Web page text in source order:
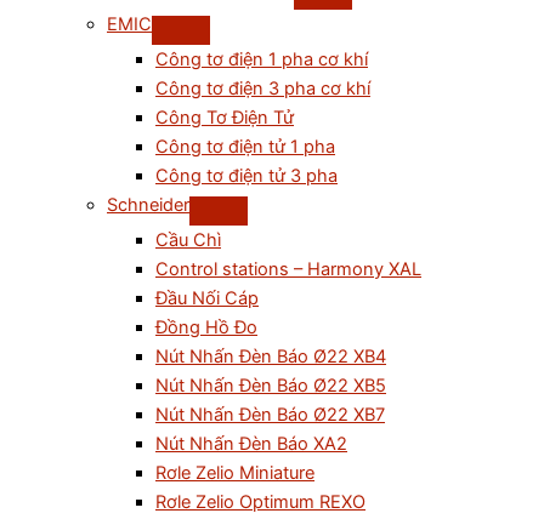
EMIC
Công tơ điện 1 pha cơ khí
Công tơ điện 3 pha cơ khí
Công Tơ Điện Tử
Công tơ điện tử 1 pha
Công tơ điện tử 3 pha
Schneider
Cầu Chì
Control stations – Harmony XAL
Đầu Nối Cáp
Đồng Hồ Đo
Nút Nhấn Đèn Báo Ø22 XB4
Nút Nhấn Đèn Báo Ø22 XB5
Nút Nhấn Đèn Báo Ø22 XB7
Nút Nhấn Đèn Báo XA2
Rơle Zelio Miniature
Rơle Zelio Optimum REXO